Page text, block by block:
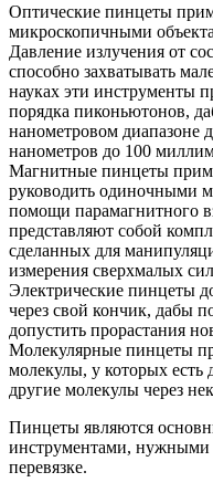
Оптические пинцеты
микроскопичными
Давление излучения от
способно захватывать
науках эти инструменты
порядка пиконьютонов,
нанометровом диапазоне
нанометров до 100
Магнитные пинцеты
руководить одиночными
помощи парамагнитного
представляют собой
сделанных для
измерения сверхмалых
Электрические пинцеты
через свой кончик, дабы
допустить прорастания
Молекулярные пинцеты
молекулы, у которых есть
другие молекулы через
Пинцеты являются
инструментами, нужными
перевязке.